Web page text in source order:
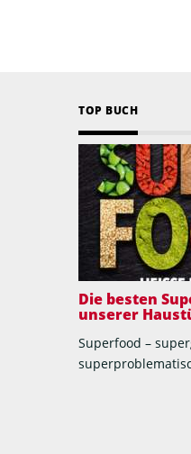
TOP BUCH
Die besten
unserer
Superfood –